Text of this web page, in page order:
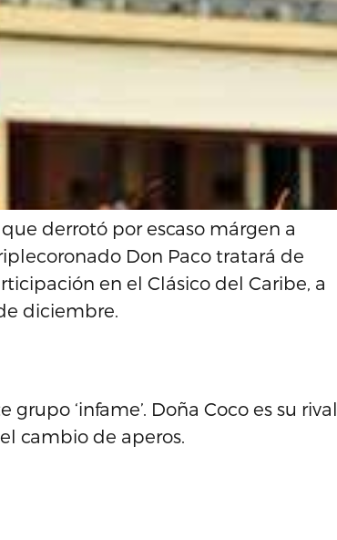
derrotó por escaso márgen a
Don Paco tratará de
en el Clásico del Caribe, a
diciembre.
‘infame’. Doña Coco es su rival
cambio de aperos.